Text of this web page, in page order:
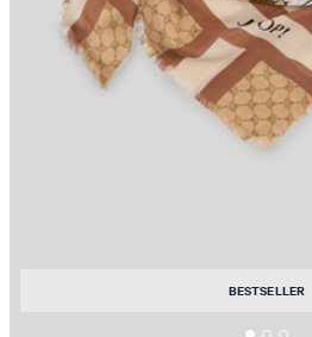
BESTSELLER